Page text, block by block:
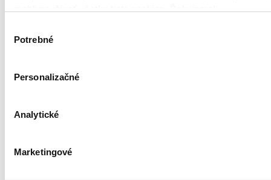
súhlasu
Potrebné
Personalizačné
Analytické
Marketingové